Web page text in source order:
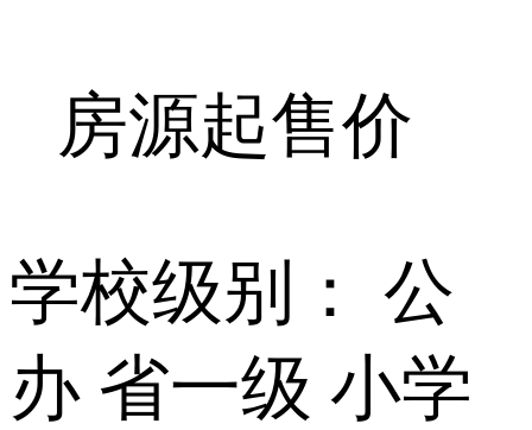
房源起售价
学校级别：
公
办 省一级 小学